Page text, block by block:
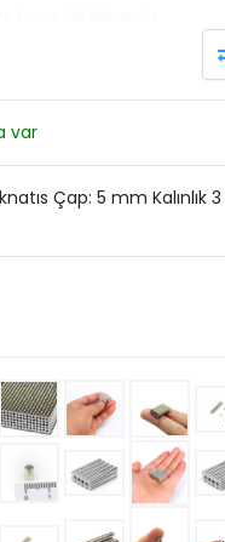
var
Çap: 5 mm Kalınlık